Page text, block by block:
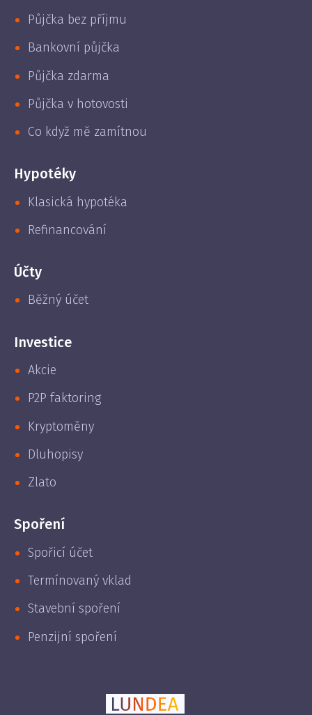
Půjčka bez příjmu
Bankovní půjčka
Půjčka zdarma
Půjčka v hotovosti
Co když mě zamítnou
Hypotéky
Klasická hypotéka
Refinancování
Účty
Běžný účet
Investice
Akcie
P2P faktoring
Kryptoměny
Dluhopisy
Zlato
Spoření
Spořicí účet
Termínovaný vklad
Stavební spoření
Penzijní spoření